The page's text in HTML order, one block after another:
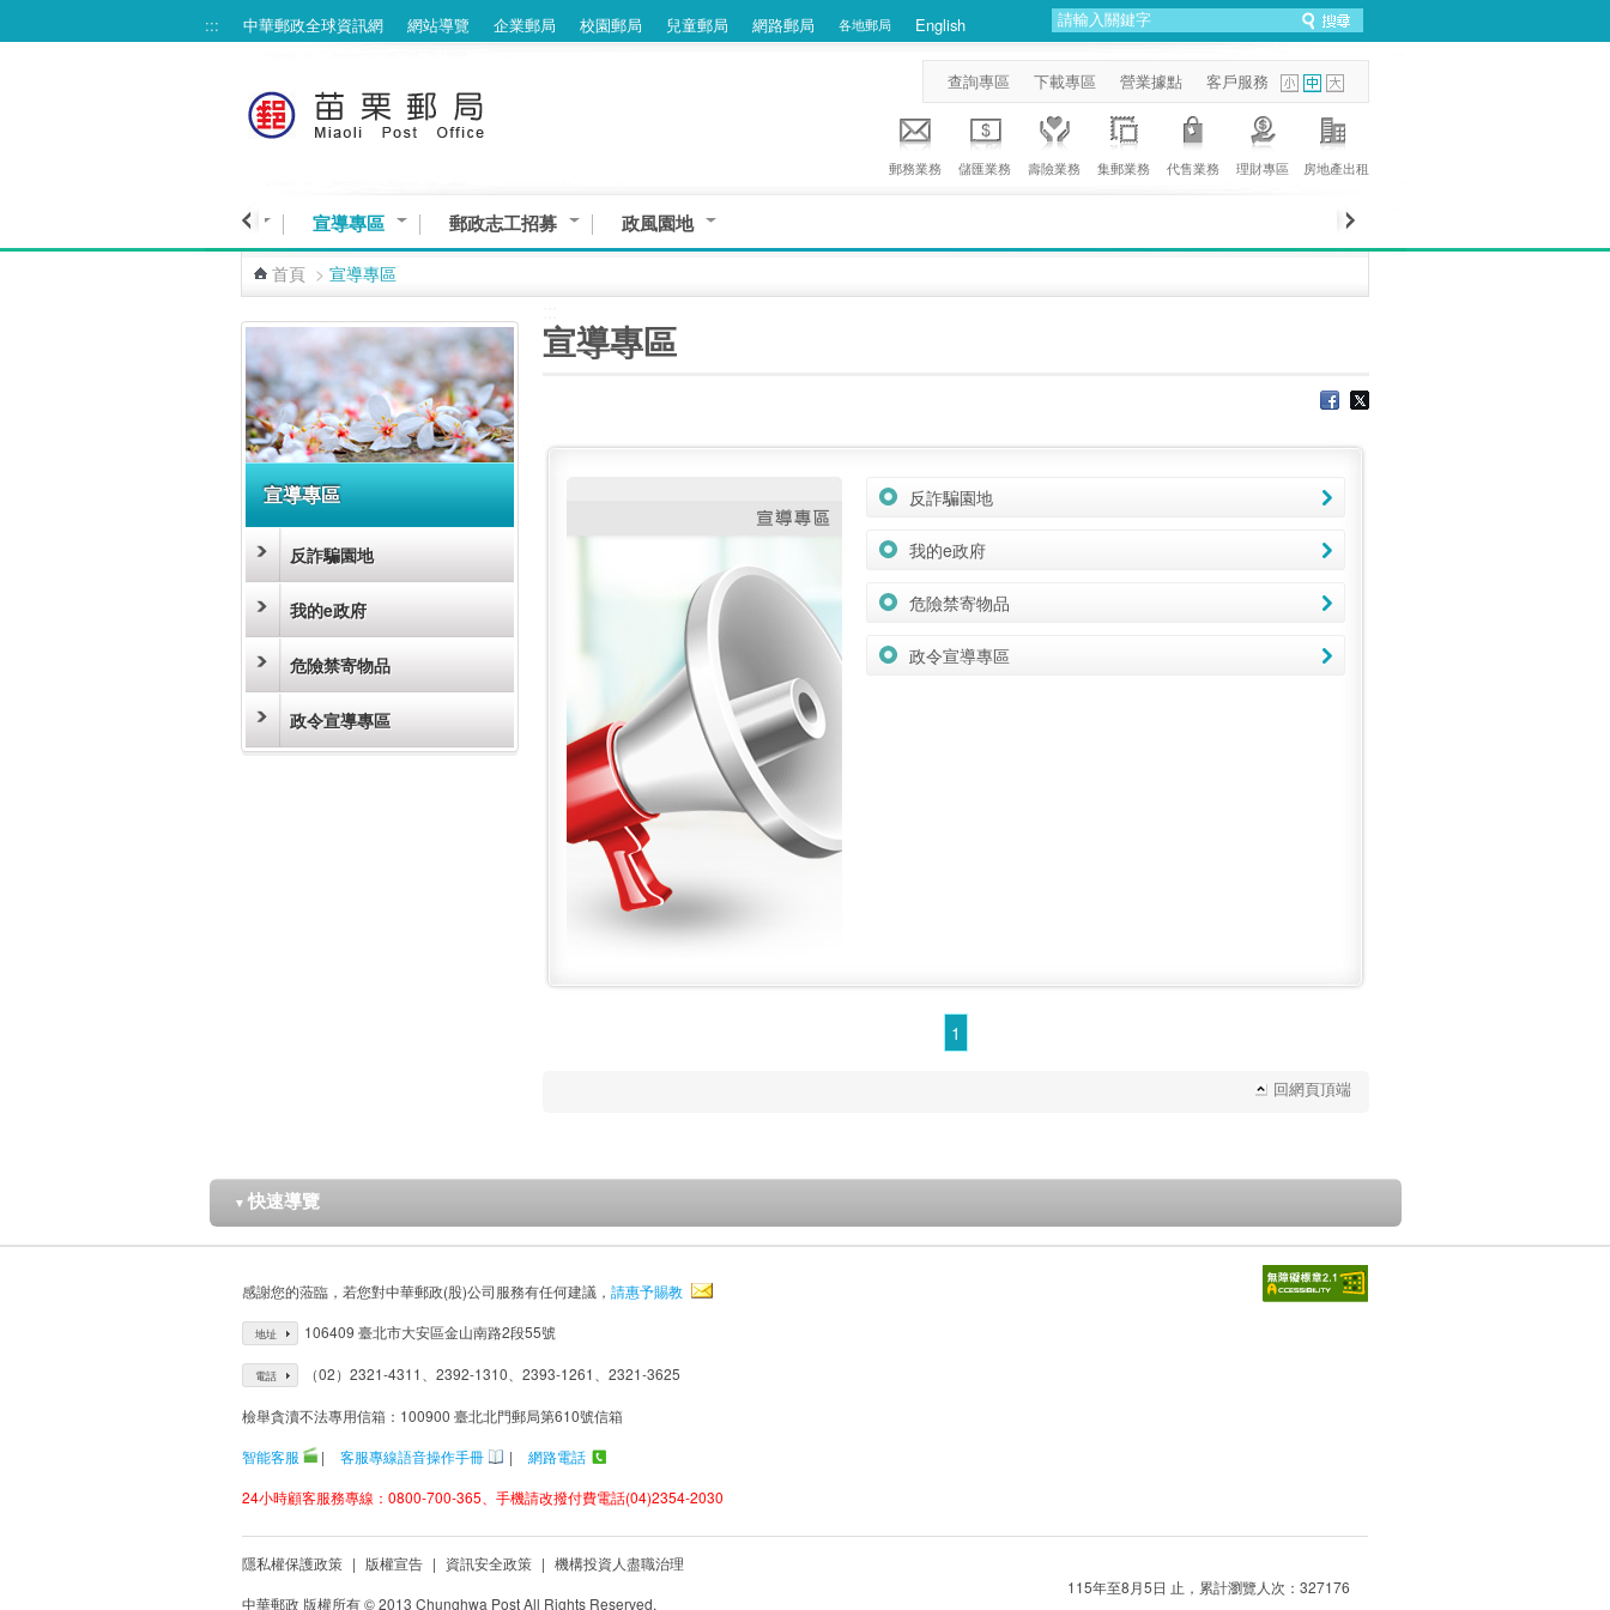
::: 中華郵政全球資訊網 網站導覽 企業郵局 校園郵局 兒童郵局 網路郵局 各地郵局 English
查詢專區 下載專區 營業據點 客戶服務
郵務業務 儲匯業務 壽險業務 集郵業務 代售業務 理財專區 房地產出租
民意交流 宣導專區 郵政志工招募 政風園地
首頁 > 宣導專區
宣導專區
反詐騙園地
我的e政府
危險禁寄物品
政令宣導專區
宣導專區
反詐騙園地
我的e政府
危險禁寄物品
政令宣導專區
1
回網頁頂端
▼ 快速導覽
感謝您的蒞臨，若您對中華郵政(股)公司服務有任何建議， 請惠予賜教
地址 106409 臺北市大安區金山南路2段55號
電話 （02）2321-4311、2392-1310、2393-1261、2321-3625
檢舉貪瀆不法專用信箱：100900 臺北北門郵局第610號信箱
智能客服
| 客服專線語音操作手冊 |
網路電話
24小時顧客服務專線：0800-700-365、手機請改撥付費電話(04)2354-2030
隱私權保護政策 | 版權宣告 | 資訊安全政策 | 機構投資人盡職治理
中華郵政 版權所有 © 2013 Chunghwa Post All Rights Reserved.
115年至8月5日 止，累計瀏覽人次：327176